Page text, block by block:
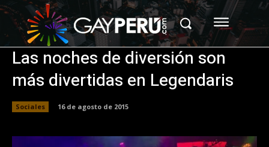
Las noches de diversión son
más divertidas en Legendaris
Sociales 16 de agosto de 2015